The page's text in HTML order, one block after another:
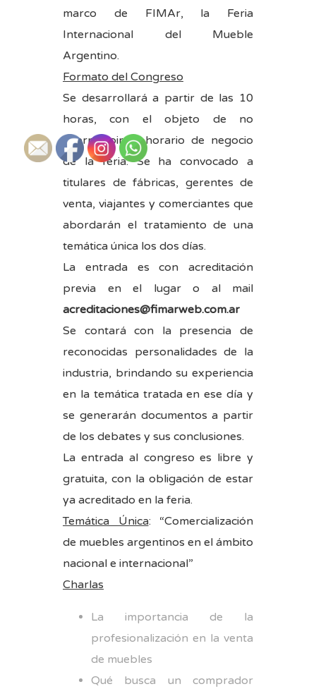
marco de FIMAr, la Feria
Internacional del Mueble
Argentino.
Formato del Congreso
Se desarrollará a partir de las 10
horas, con el objeto de no
interrumpir el horario de negocio
de la feria. Se ha convocado a
titulares de fábricas, gerentes de
venta, viajantes y comerciantes que
abordarán el tratamiento de una
temática única los dos días.
La entrada es con acreditación
previa en el lugar o al mail
acreditaciones@fimarweb.com.ar
Se contará con la presencia de
reconocidas personalidades de la
industria, brindando su experiencia
en la temática tratada en ese día y
se generarán documentos a partir
de los debates y sus conclusiones.
La entrada al congreso es libre y
gratuita, con la obligación de estar
ya acreditado en la feria.
Temática Única: “Comercialización
de muebles argentinos en el ámbito
nacional e internacional”
Charlas
La importancia de la
profesionalización en la venta
de muebles
Qué busca un comprador